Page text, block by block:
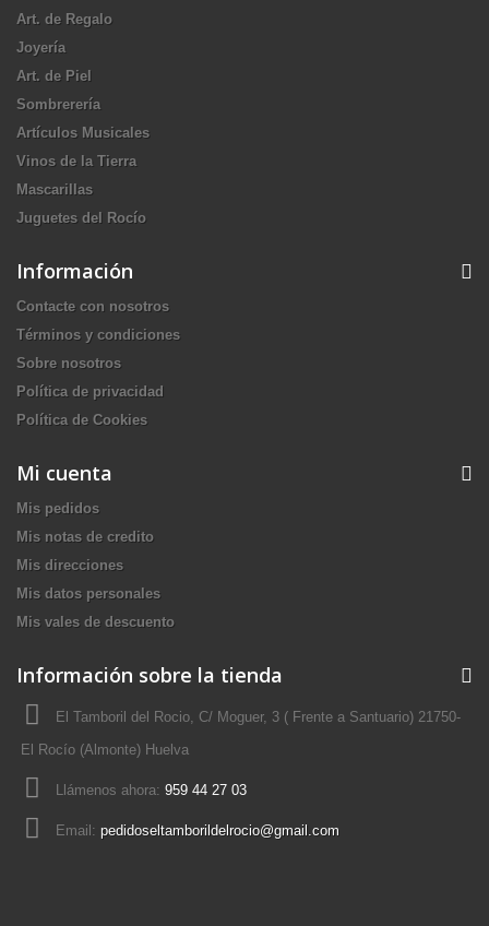
Art. de Regalo
Joyería
Art. de Piel
Sombrerería
Artículos Musicales
Vinos de la Tierra
Mascarillas
Juguetes del Rocío
Información
Contacte con nosotros
Términos y condiciones
Sobre nosotros
Política de privacidad
Política de Cookies
Mi cuenta
Mis pedidos
Mis notas de credito
Mis direcciones
Mis datos personales
Mis vales de descuento
Información sobre la tienda
El Tamboril del Rocio, C/ Moguer, 3 ( Frente a Santuario) 21750-
El Rocío (Almonte) Huelva
Llámenos ahora: 959 44 27 03
Email: pedidoseltamborildelrocio@gmail.com